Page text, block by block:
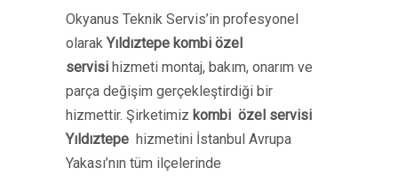
Okyanus Teknik Servis’in profesyonel
olarakYıldıztepe kombi özel
servisi hizmeti montaj, bakım, onarım ve
parça değişim gerçekleştirdiği bir
hizmettir. Şirketimiz kombi özel servisi
Yıldıztepe hizmetini İstanbul Avrupa
Yakası’nın tüm ilçelerinde